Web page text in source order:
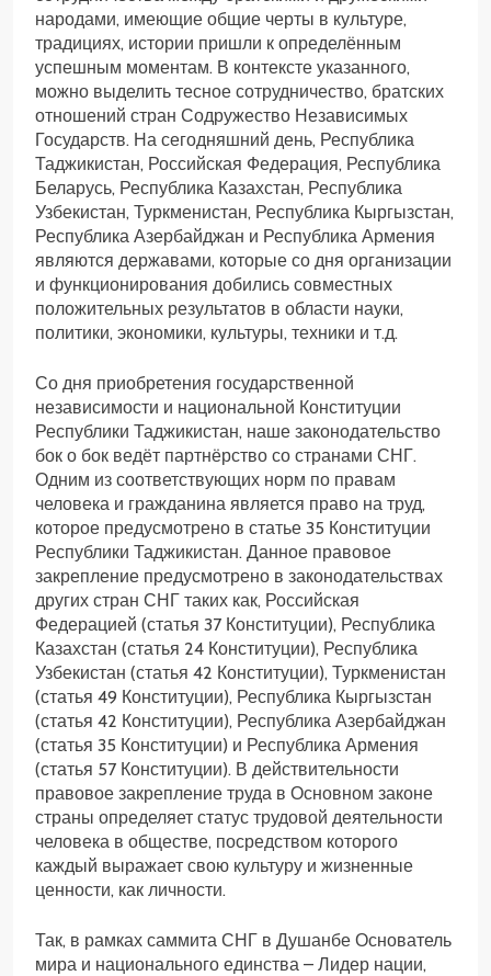
народами, имеющие общие черты в культуре,
традициях, истории пришли к определённым
успешным моментам. В контексте указанного,
можно выделить тесное сотрудничество, братских
отношений стран Содружество Независимых
Государств. На сегодняшний день, Республика
Таджикистан, Российская Федерация, Республика
Беларусь, Республика Казахстан, Республика
Узбекистан, Туркменистан, Республика Кыргызстан,
Республика Азербайджан и Республика Армения
являются державами, которые со дня организации
и функционирования добились совместных
положительных результатов в области науки,
политики, экономики, культуры, техники и т.д.
Со дня приобретения государственной
независимости и национальной Конституции
Республики Таджикистан, наше законодательство
бок о бок ведёт партнёрство со странами СНГ.
Одним из соответствующих норм по правам
человека и гражданина является право на труд,
которое предусмотрено в статье 35 Конституции
Республики Таджикистан. Данное правовое
закрепление предусмотрено в законодательствах
других стран СНГ таких как, Российская
Федерацией (статья 37 Конституции), Республика
Казахстан (статья 24 Конституции), Республика
Узбекистан (статья 42 Конституции), Туркменистан
(статья 49 Конституции), Республика Кыргызстан
(статья 42 Конституции), Республика Азербайджан
(статья 35 Конституции) и Республика Армения
(статья 57 Конституции). В действительности
правовое закрепление труда в Основном законе
страны определяет статус трудовой деятельности
человека в обществе, посредством которого
каждый выражает свою культуру и жизненные
ценности, как личности.
Так, в рамках саммита СНГ в Душанбе Основатель
мира и национального единства – Лидер нации,